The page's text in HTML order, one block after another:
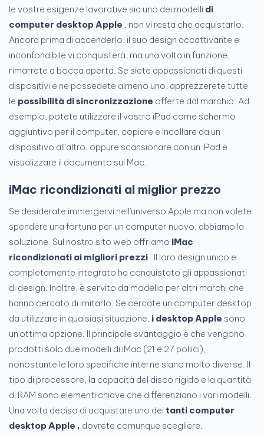
le vostre esigenze lavorative sia uno dei modelli di
computer desktop Apple , non vi resta che acquistarlo.
Ancora prima di accenderlo, il suo design accattivante e
inconfondibile vi conquisterà, ma una volta in funzione,
rimarrete a bocca aperta. Se siete appassionati di questi
dispositivi e ne possedete almeno uno, apprezzerete tutte
le possibilità di sincronizzazione offerte dal marchio. Ad
esempio, potete utilizzare il vostro iPad come schermo
aggiuntivo per il computer, copiare e incollare da un
dispositivo all'altro, oppure scansionare con un iPad e
visualizzare il documento sul Mac.
iMac ricondizionati al miglior prezzo
Se desiderate immergervi nell'universo Apple ma non volete
spendere una fortuna per un computer nuovo, abbiamo la
soluzione. Sul nostro sito web offriamo iMac
ricondizionati ai migliori prezzi . Il loro design unico e
completamente integrato ha conquistato gli appassionati
di design. Inoltre, è servito da modello per altri marchi che
hanno cercato di imitarlo. Se cercate un computer desktop
da utilizzare in qualsiasi situazione, i desktop Apple sono
un'ottima opzione. Il principale svantaggio è che vengono
prodotti solo due modelli di iMac (21 e 27 pollici),
nonostante le loro specifiche interne siano molto diverse. Il
tipo di processore, la capacità del disco rigido e la quantità
di RAM sono elementi chiave che differenziano i vari modelli.
Una volta deciso di acquistare uno dei tanti computer
desktop Apple , dovrete comunque scegliere.